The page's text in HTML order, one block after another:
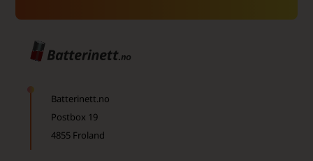
Batterinett.no
Postbox 19
4855 Froland